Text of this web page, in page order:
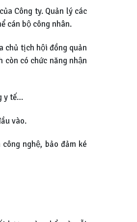
Công ty. Quản lý các
cán bộ công nhân.
chủ tịch hội đồng quản
có chức năng nhận
y tế…
vào.
nghệ, bảo đảm ké